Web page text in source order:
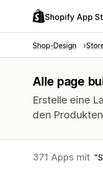
Shopify App
Shop-Design
Alle page
Erstelle eine
den
371 Apps mit